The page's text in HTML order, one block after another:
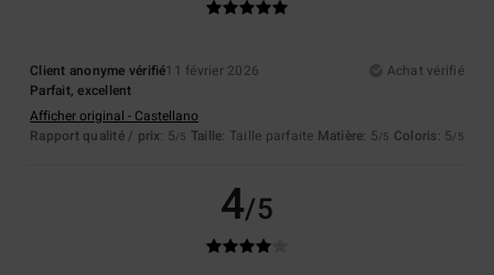
Client anonyme vérifié11 février 2026
Achat vérifié
Parfait, excellent
Afficher original - Castellano
Rapport qualité / prix: 5/5 Taille: Taille parfaite Matière: 5/5 Coloris: 5/5
4/5